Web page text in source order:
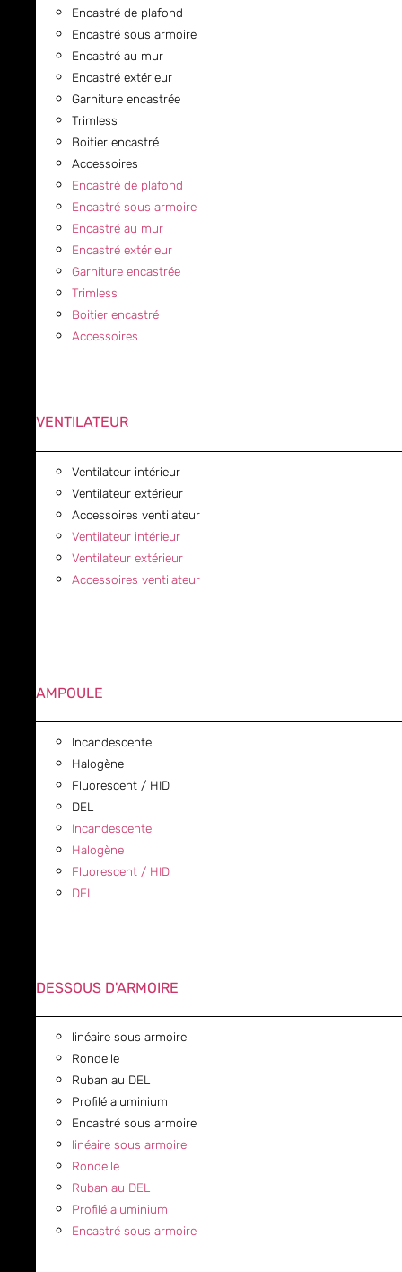
Encastré de plafond
Encastré sous armoire
Encastré au mur
Encastré extérieur
Garniture encastrée
Trimless
Boitier encastré
Accessoires
Encastré de plafond
Encastré sous armoire
Encastré au mur
Encastré extérieur
Garniture encastrée
Trimless
Boitier encastré
Accessoires
VENTILATEUR
Ventilateur intérieur
Ventilateur extérieur
Accessoires ventilateur
Ventilateur intérieur
Ventilateur extérieur
Accessoires ventilateur
AMPOULE
Incandescente
Halogène
Fluorescent / HID
DEL
Incandescente
Halogène
Fluorescent / HID
DEL
DESSOUS D'ARMOIRE
linéaire sous armoire
Rondelle
Ruban au DEL
Profilé aluminium
Encastré sous armoire
linéaire sous armoire
Rondelle
Ruban au DEL
Profilé aluminium
Encastré sous armoire